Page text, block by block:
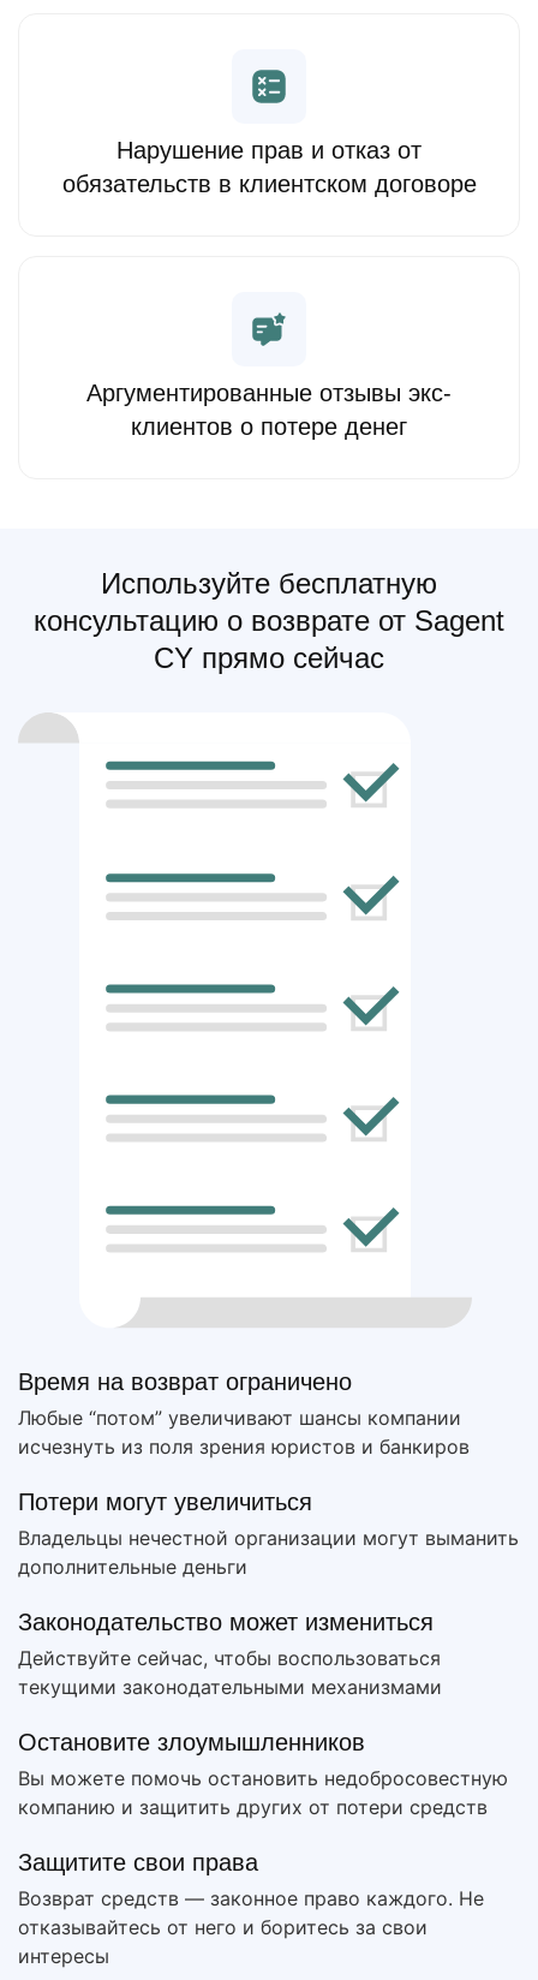
Нарушение прав и отказ от
обязательств в клиентском договоре
Аргументированные отзывы экс-
клиентов о потере денег
Используйте бесплатную
консультацию о возврате от Sagent
CY прямо сейчас
Время на возврат ограничено
Любые “потом” увеличивают шансы компании
исчезнуть из поля зрения юристов и банкиров
Потери могут увеличиться
Владельцы нечестной организации могут выманить
дополнительные деньги
Законодательство может измениться
Действуйте сейчас, чтобы воспользоваться
текущими законодательными механизмами
Остановите злоумышленников
Вы можете помочь остановить недобросовестную
компанию и защитить других от потери средств
Защитите свои права
Возврат средств — законное право каждого. Не
отказывайтесь от него и боритесь за свои
интересы